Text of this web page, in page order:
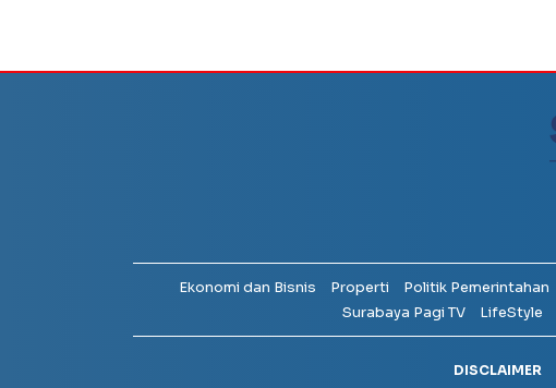
Ekonomi dan Bisnis Properti Politik Pemerintahan
Surabaya Pagi TV
LifeStyle
DISCLAIMER